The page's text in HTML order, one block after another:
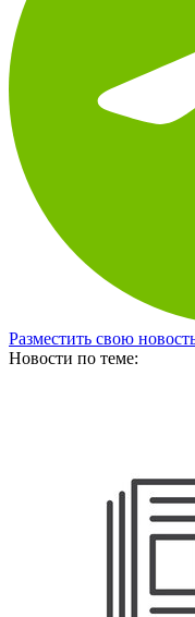
Разместить свою новость
Новости по теме: